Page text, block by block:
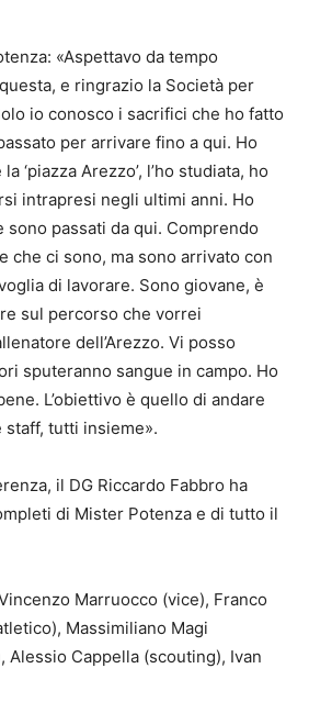
«Aspettavo da tempo
e ringrazio la Società per
io conosco i sacrifici che ho fatto
per arrivare fino a qui. Ho
‘piazza Arezzo’, l’ho studiata, ho
intrapresi negli ultimi anni. Ho
passati da qui. Comprendo
che ci sono, ma sono arrivato con
di lavorare. Sono giovane, è
sul percorso che vorrei
dell’Arezzo. Vi posso
sputeranno sangue in campo. Ho
L’obiettivo è quello di andare
tutti insieme».
il DG Riccardo Fabbro ha
di Mister Potenza e di tutto il
Marruocco (vice), Franco
Massimiliano Magi
Cappella (scouting), Ivan